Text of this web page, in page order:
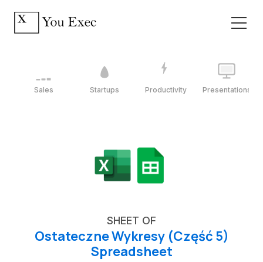
Sales Startups Productivity Presentations
SHEET OF
Ostateczne Wykresy (Część 5)
Spreadsheet